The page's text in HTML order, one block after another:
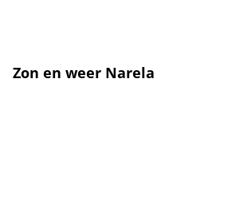
Zon en weer Narela